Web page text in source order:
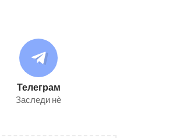
Телеграм
Заследи нѐ